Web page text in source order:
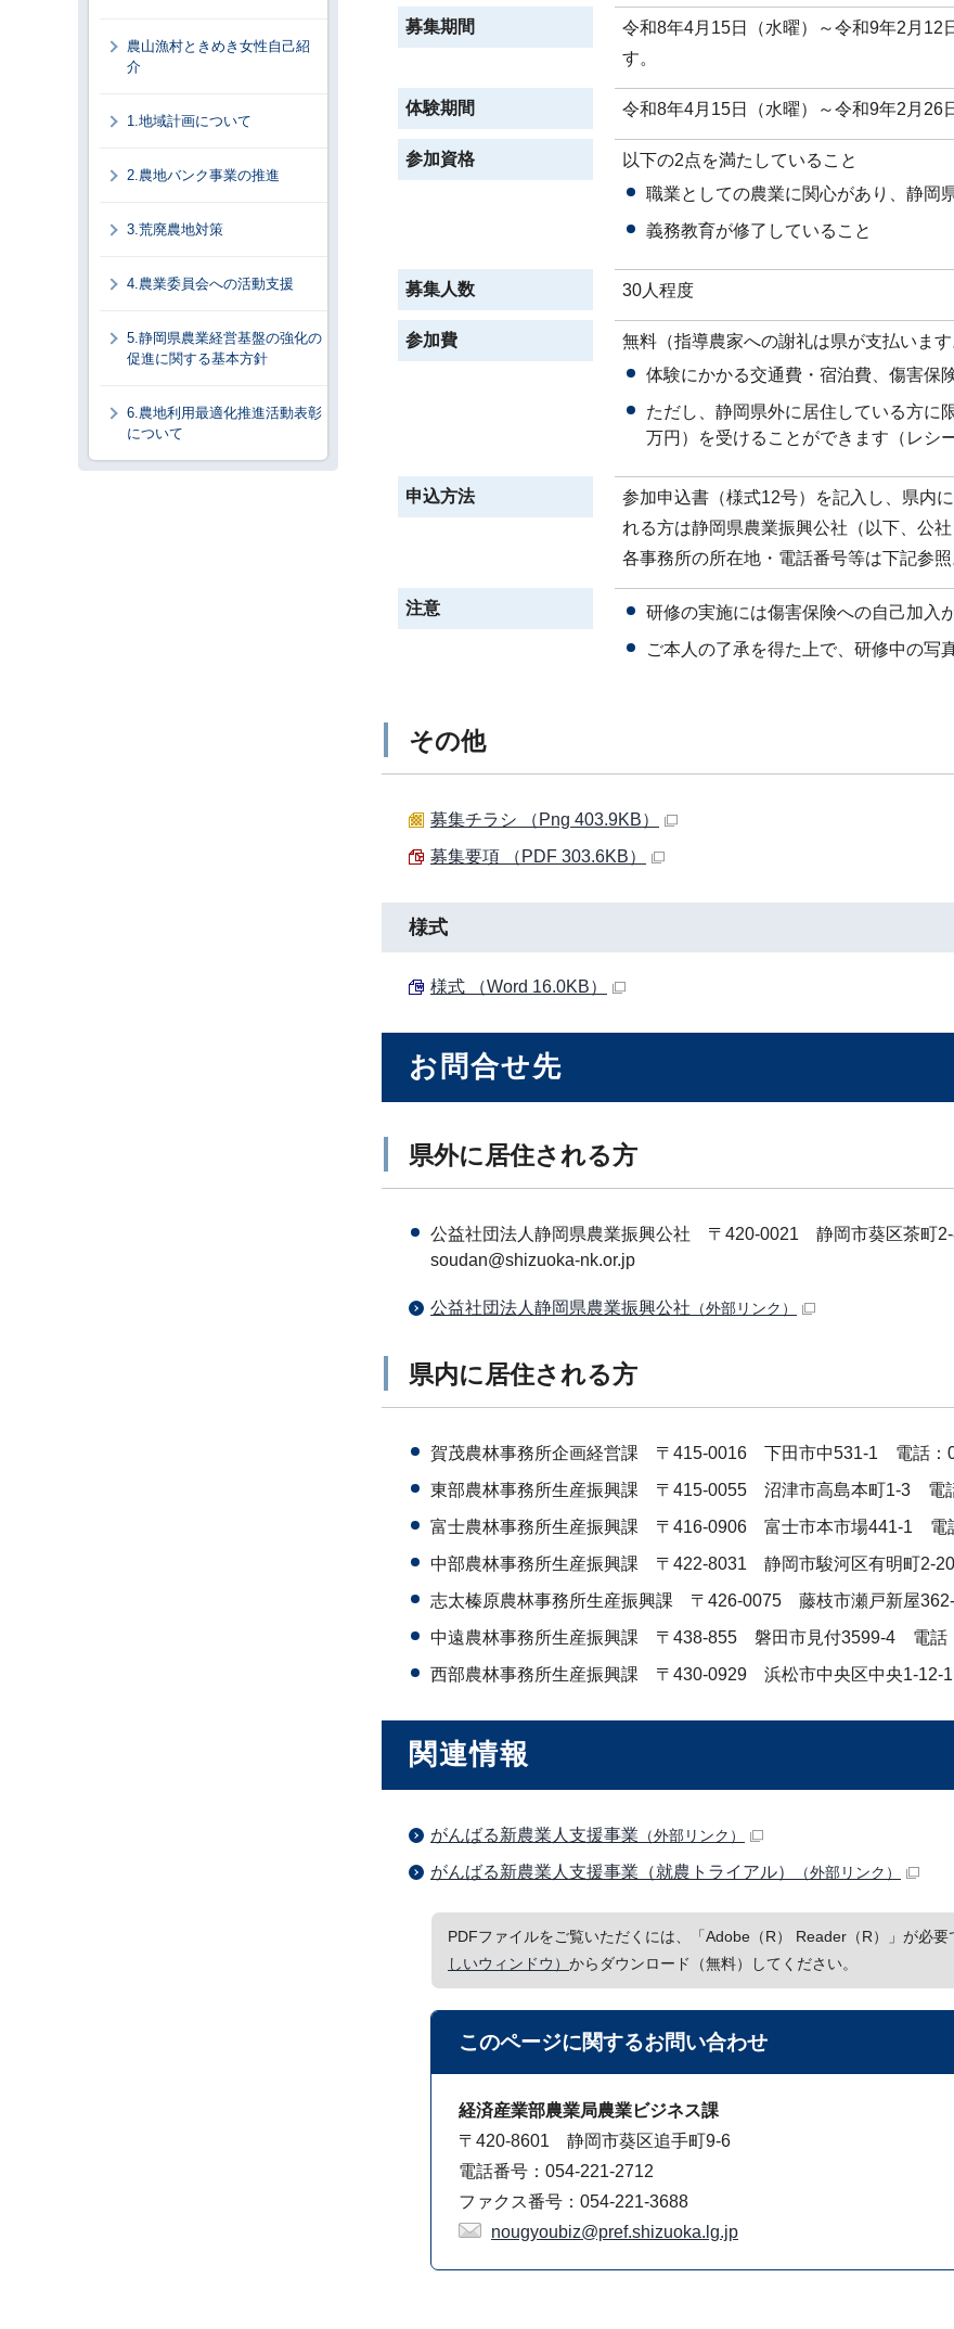
募集期間
令和8年4月15日（水曜）～令和9年2月
す。
体験期間 令和8年4月15日（水曜）～令和9年2月26
参加資格
以下の2点を満たしていること
職業としての農業に関心があり、静岡
義務教育が修了していること
募集人数 30人程度
参加費
無料（指導農家への謝礼は県が支払います
体験にかかる交通費・宿泊費、傷害保
ただし、静岡県外に居住している方に
万円）を受けることができます（レシ
申込方法
参加申込書（様式12号）を記入し、県内
れる方は静岡県農業振興公社（以下、公社
各事務所の所在地・電話番号等は下記参照
注意
研修の実施には傷害保険への自己加入
ご本人の了承を得た上で、研修中の写
その他
募集チラシ （Png 403.9KB）
募集要項 （PDF 303.6KB）
様式
様式 （Word 16.0KB）
お問合せ先
県外に居住される方
公益社団法人静岡県農業振興公社 〒420-0021 静岡市葵区茶町
soudan@shizuoka-nk.or.jp
公益社団法人静岡県農業振興公社 （外部リンク）
県内に居住される方
賀茂農林事務所企画経営課 〒415-0016 下田市中531-1 電話：
東部農林事務所生産振興課 〒415-0055 沼津市高島本町1-3 電
富士農林事務所生産振興課 〒416-0906 富士市本市場441-1 電
中部農林事務所生産振興課 〒422-8031 静岡市駿河区有明町2-
志太榛原農林事務所生産振興課 〒426-0075 藤枝市瀬戸新屋
中遠農林事務所生産振興課 〒438-855 磐田市見付3599-4 電話
西部農林事務所生産振興課 〒430-0929 浜松市中央区中央1-12-
関連情報
がんばる新農業人支援事業 （外部リンク）
がんばる新農業人支援事業（就農トライアル） （外部リンク）
PDFファイルをご覧いただくには、「Adobe（R） Reader（R）」が必
しいウィンドウ） からダウンロード（無料）してください。
このページに関するお問い合わせ
経済産業部農業局農業ビジネス課
〒420-8601 静岡市葵区追手町9-6
電話番号：054-221-2712
ファクス番号：054-221-3688
nougyoubiz@pref.shizuoka.lg.jp
農山漁村ときめき女性自己紹
介
1.地域計画について
2.農地バンク事業の推進
3.荒廃農地対策
4.農業委員会への活動支援
5.静岡県農業経営基盤の強化の
促進に関する基本方針
6.農地利用最適化推進活動表彰
について